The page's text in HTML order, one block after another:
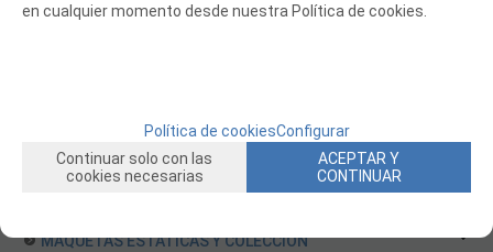
BATERIAS Y CARGADORES
MOTORES Y ACCESORIOS
CURSOS Y TALLERES
MAQUETAS ESTÁTICAS Y COLECCIÓN
en cualquier momento desde nuestra Política de cookies.
Política de cookiesConfigurar
Continuar solo con las
cookies necesarias
ACEPTAR Y
CONTINUAR